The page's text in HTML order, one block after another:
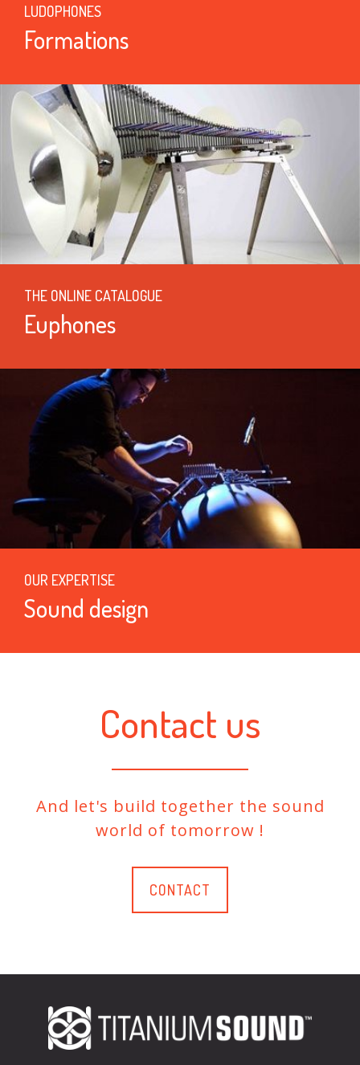
LUDOPHONES
Formations
THE ONLINE CATALOGUE
Euphones
OUR EXPERTISE
Sound design
Contact us
And let's build together the sound
world of tomorrow !
CONTACT